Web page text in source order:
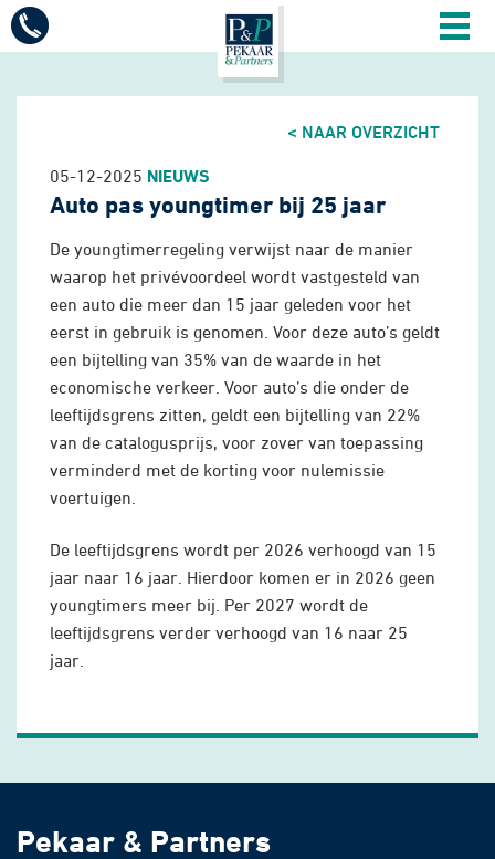
< NAAR OVERZICHT
05-12-2025 NIEUWS
Auto pas youngtimer bij 25 jaar
De youngtimerregeling verwijst naar de manier
waarop het privévoordeel wordt vastgesteld van
een auto die meer dan 15 jaar geleden voor het
eerst in gebruik is genomen. Voor deze auto’s geldt
een bijtelling van 35% van de waarde in het
economische verkeer. Voor auto’s die onder de
leeftijdsgrens zitten, geldt een bijtelling van 22%
van de catalogusprijs, voor zover van toepassing
verminderd met de korting voor nulemissie
voertuigen.
De leeftijdsgrens wordt per 2026 verhoogd van 15
jaar naar 16 jaar. Hierdoor komen er in 2026 geen
youngtimers meer bij. Per 2027 wordt de
leeftijdsgrens verder verhoogd van 16 naar 25
jaar.
Pekaar & Partners
Mobiel
Over ons
Actueel
Contact